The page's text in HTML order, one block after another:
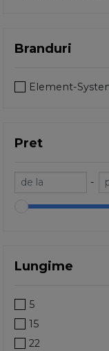
Branduri
Element-
Pret
-
Lungime
5
15
22